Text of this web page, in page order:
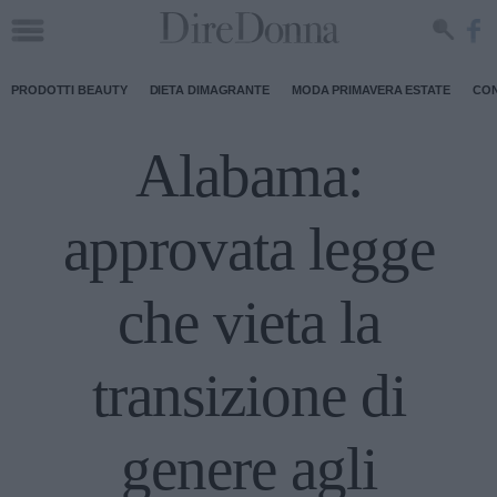
PRODOTTI BEAUTY DIETA DIMAGRANTE MODA PRIMAVERA ESTATE
Alabama:
approvata legge
che vieta la
transizione di
genere agli